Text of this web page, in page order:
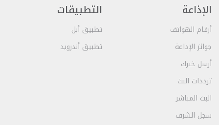
الإذاعة
أرقام الهواتف
جوائز الإذاعة
أرسل خبرك
ترددات البث
البث المباشر
سجل الشرف
التطبيقات
تطبيق أبل
تطبيق أندرويد